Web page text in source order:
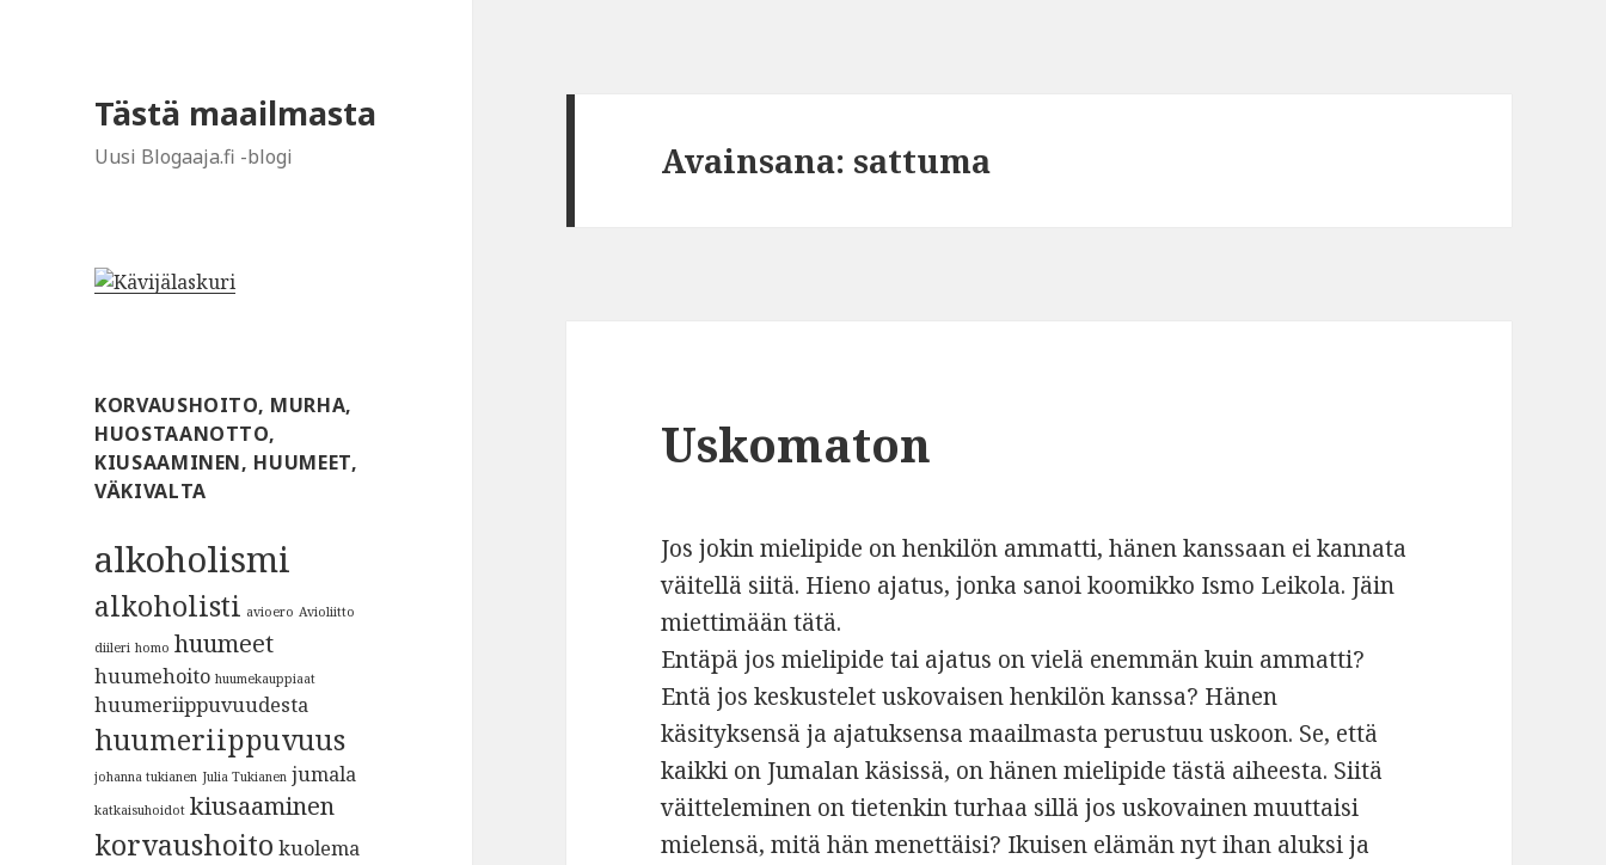
Tästä maailmasta
Uusi Blogaaja.fi -blogi
KORVAUSHOITO, MURHA,
HUOSTAANOTTO,
KIUSAAMINEN, HUUMEET,
VÄKIVALTA
alkoholismi
alkoholisti avioero Avioliitto
diileri homo huumeet
huumehoito huumekauppiaat
huumeriippuvuudesta
huumeriippuvuus
johanna tukianen Julia Tukianen jumala
katkaisuhoidot kiusaaminen
korvaushoito kuolema
Avainsana: sattuma
Uskomaton
Jos jokin mielipide on henkilön ammatti, hänen kanssaan ei kannata
väitellä siitä. Hieno ajatus, jonka sanoi koomikko Ismo Leikola. Jäin
miettimään tätä.
Entäpä jos mielipide tai ajatus on vielä enemmän kuin ammatti?
Entä jos keskustelet uskovaisen henkilön kanssa? Hänen
käsityksensä ja ajatuksensa maailmasta perustuu uskoon. Se, että
kaikki on Jumalan käsissä, on hänen mielipide tästä aiheesta. Siitä
väitteleminen on tietenkin turhaa sillä jos uskovainen muuttaisi
mielensä, mitä hän menettäisi? Ikuisen elämän nyt ihan aluksi ja